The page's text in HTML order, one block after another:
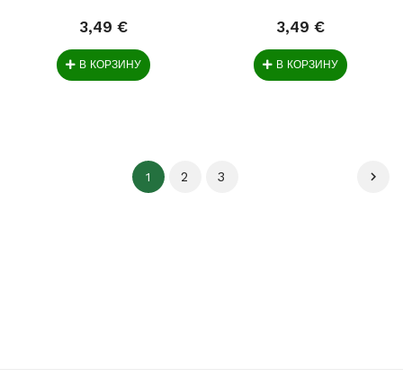
3,49 €
В КОРЗИНУ
3,49 €
В КОРЗИНУ
1 2 3 